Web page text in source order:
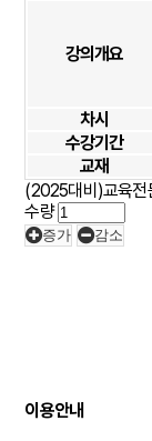
강의개요
차시
수강기간
교재
(2025대비)교육전
수량
증가 감소
이용안내